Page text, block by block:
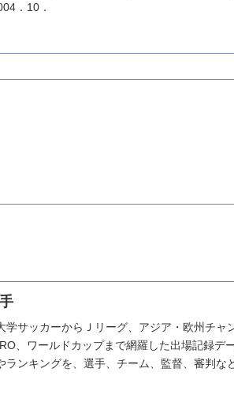
．10．
学サッカーからＪリーグ、アジア・欧州チャ
、ワールドカップまで網羅した出場記録デ
ランキングを、選手、チーム、監督、審判な